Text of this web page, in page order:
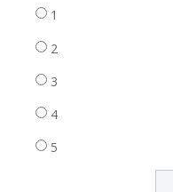
1
2
3
4
5